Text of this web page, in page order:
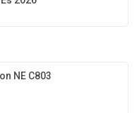
NE C803